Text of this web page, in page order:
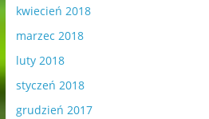
kwiecień 2018
marzec 2018
luty 2018
styczeń 2018
grudzień 2017